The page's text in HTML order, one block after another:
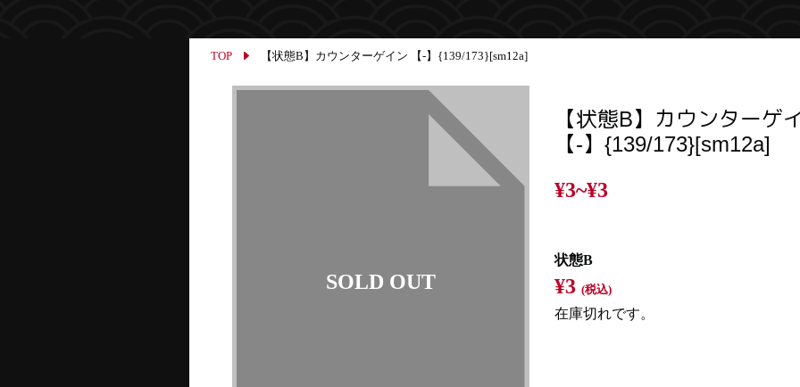
TOP 【状態B】カウンターゲイン 【-】{139/173}[sm12a]
【状態B】カウンターゲ
【-】{139/173}[sm12a]
¥3~¥3
状態B
¥3(税込)
在庫切れです。